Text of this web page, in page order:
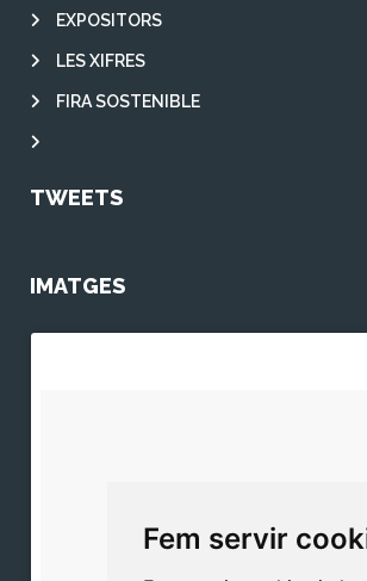
Fem servir
EXPOSITORS
LES XIFRES
FIRA SOSTENIBLE
TWEETS
IMATGES